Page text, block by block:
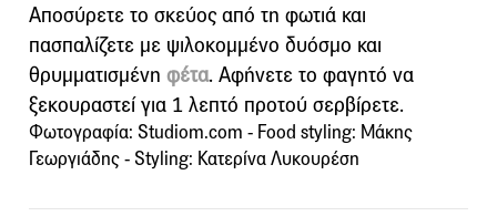
Αποσύρετε το σκεύος από τη φωτιά και
πασπαλίζετε με ψιλοκομμένο δυόσμο και
θρυμματισμένη φέτα. Αφήνετε το φαγητό να
ξεκουραστεί για 1 λεπτό προτού σερβίρετε.
Φωτογραφία: Studiom.com - Food styling: Μάκης
Γεωργιάδης - Styling: Κατερίνα Λυκουρέση